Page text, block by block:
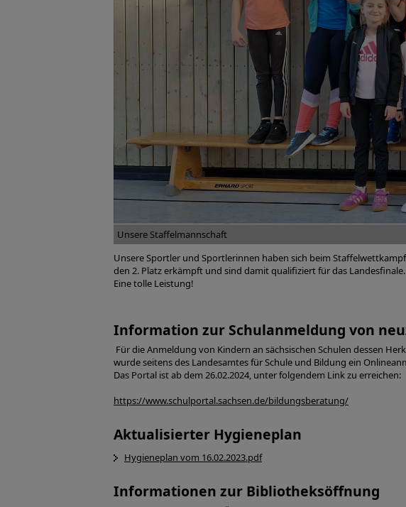
Unsere Staffelmannschaft
Unsere Sportler und Sportlerinnen haben sich beim
den 2. Platz erkämpft und sind damit qualifiziert für das Landesfinale.
Eine tolle Leistung!
Information zur Schulanmeldung von
Für die Anmeldung von Kindern an sächsischen Schulen dessen
wurde seitens des Landesamtes für Schule und Bildung ein
Das Portal ist ab dem 26.02.2024, unter folgendem Link zu erreichen:
https://www.schulportal.sachsen.de/bildungsberatung/
Aktualisierter Hygieneplan
Hygieneplan vom 16.02.2023.pdf
Informationen zur Bibliotheksöffnung